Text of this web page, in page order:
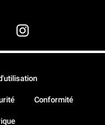
Conformité